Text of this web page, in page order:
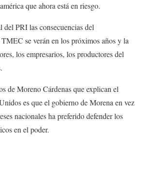
que ahora está en riesgo.
del PRI las consecuencias del
se verán en los próximos años y la
los empresarios, los productores del
de Moreno Cárdenas que explican el
es que el gobierno de Morena en vez
nacionales ha preferido defender los
en el poder.